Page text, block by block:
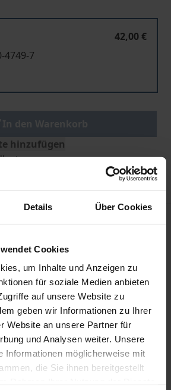
Details Über Cookies
Cookies
um Inhalte und Anzeigen zu
für soziale Medien anbieten
auf unsere Website zu
geben wir Informationen zu Ihrer
Website an unsere Partner für
und Analysen weiter. Unsere
Informationen möglicherweise mit
die Sie ihnen bereitgestellt
42,00 €
4749-7
hinzufügen
Mobile Drogenprävention
Vorbild- und
im Bereich der gesamten
Konzeption des Modells sah
anzuregen und
regionaler Ebene zu vernetzen.
wurde deshalb ein
ländlichen Regionen gelegt, in